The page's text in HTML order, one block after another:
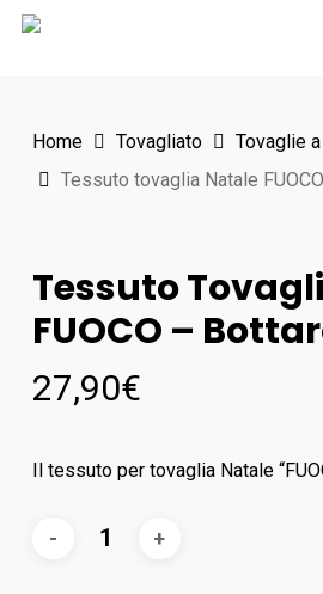
Skip
Home Tovagliato Tovaglie
Tessuto tovaglia Natale
Tessuto
FUOCO –
27,90€
Il tessuto per tovaglia Natale